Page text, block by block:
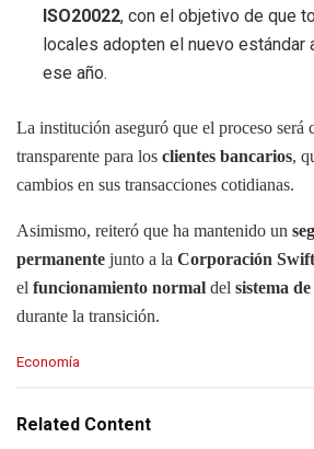
ISO20022, con el objetivo de que
locales adopten el nuevo estándar
ese año.
La institución aseguró que el proceso será
transparente para los clientes bancarios,
cambios en sus transacciones cotidianas.
Asimismo, reiteró que ha mantenido un
permanente junto a la Corporación Swift
el funcionamiento normal del sistema
durante la transición.
C
e
Economía
Related Content